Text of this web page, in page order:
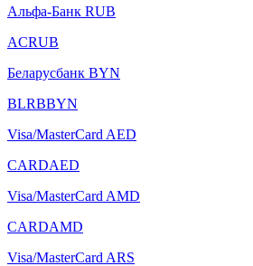
Альфа-Банк RUB
ACRUB
Беларусбанк BYN
BLRBBYN
Visa/MasterCard AED
CARDAED
Visa/MasterCard AMD
CARDAMD
Visa/MasterCard ARS